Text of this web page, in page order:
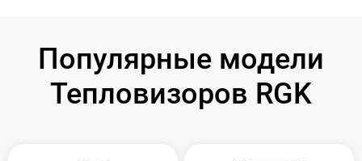
Популярные модели
Тепловизоров RGK